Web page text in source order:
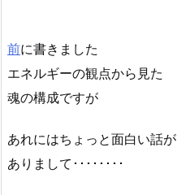
前に書きました
エネルギーの観点から見た
魂の構成ですが
あれにはちょっと面白い話が
ありまして････････